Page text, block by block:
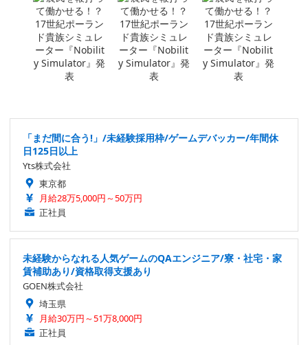
「まだ間に合う!」/未経験採用枠/ゲームデバッカー/年間休
日125日以上
Yts株式会社
東京都
月給28万5,000円～50万円
正社員
未経験からなれる人気ゲームのQAエンジニア/寮・社宅・家
賃補助あり/資格取得支援あり
GOEN株式会社
埼玉県
月給30万円～51万8,000円
正社員